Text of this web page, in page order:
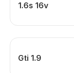
1.6s 16v
Gti 1.9